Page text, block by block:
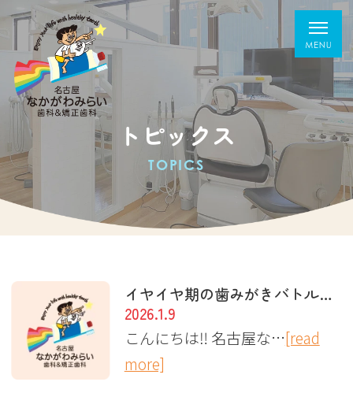
トピックス
TOPICS
イヤイヤ期の歯みがきバトル、どう乗り切る？
2026.1.9
こんにちは‼︎ 名古屋な…[read
more]